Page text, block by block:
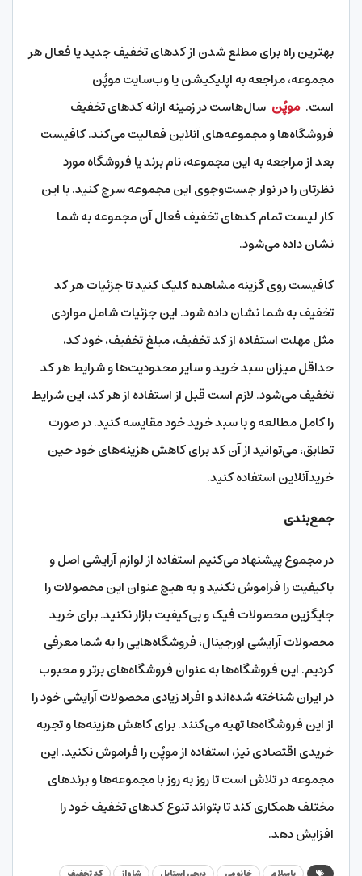
بهترین راه برای مطلع شدن از کدهای تخفیف جدید یا فعال هر
مجموعه، مراجعه به اپلیکیشن یا وب‌سایت موپُن
است.موپُن سال‌هاست در زمینه ارائه کدهای تخفیف
فروشگاه‌ها و مجموعه‌های آنلاین فعالیت می‌کند. کافیست
بعد از مراجعه به این مجموعه، نام برند یا فروشگاه مورد
نظرتان را در نوار جست‌وجوی این مجموعه سرچ کنید. با این
کار لیست تمام کدهای تخفیف فعال آن مجموعه به شما
نشان داده می‌شود.
کافیست روی گزینه مشاهده کلیک کنید تا جزئیات هر کد
تخفیف به شما نشان داده شود. این جزئیات شامل مواردی
مثل مهلت استفاده از کد تخفیف، مبلغ تخفیف، خود کد،
حداقل میزان سبد خرید و سایر محدودیت‌ها و شرایط هر کد
تخفیف می‌شود. لازم است قبل از استفاده از هر کد، این شرایط
را کامل مطالعه و با سبد خرید خود مقایسه کنید. در صورت
تطابق، می‌توانید از آن کد برای کاهش هزینه‌های خود حین
خریدآنلاین استفاده کنید.
جمع‌بندی
در مجموع پیشنهاد می‌کنیم استفاده از لوازم آرایشی اصل و
باکیفیت را فراموش نکنید و به هیچ عنوان این محصولات را
جایگزین محصولات فیک و بی‌کیفیت بازار نکنید. برای خرید
محصولات آرایشی اورجینال، فروشگاه‌هایی را به شما معرفی
کردیم. این فروشگاه‌ها به عنوان فروشگاه‌های برتر و محبوب
در ایران شناخته شده‌اند و افراد زیادی محصولات آرایشی خود را
از این فروشگاه‌ها تهیه می‌کنند. برای کاهش هزینه‌ها و تجربه
خریدی اقتصادی نیز، استفاده از موپُن را فراموش نکنید. این
مجموعه در تلاش است تا روز به روز با مجموعه‌ها و برندهای
مختلف همکاری کند تا بتواند تنوع کدهای تخفیف خود را
افزایش دهد.